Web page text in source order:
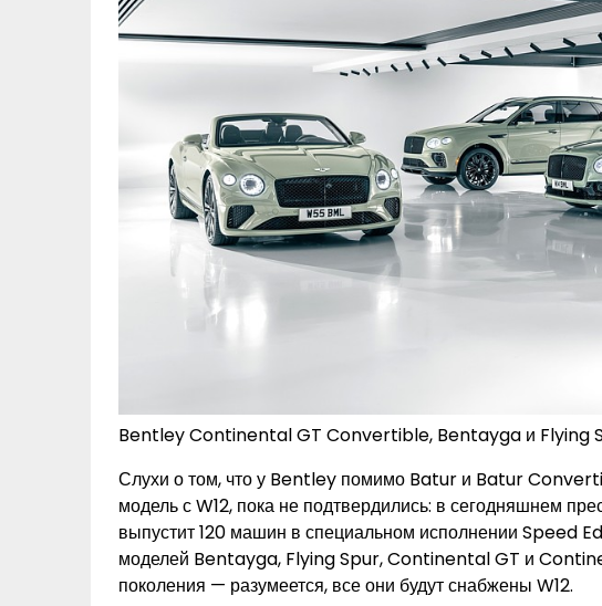
Bentley Continental GT Convertible, Bentayga и Flying
Слухи о том, что у Bentley помимо Batur и Batur
модель с W12, пока не подтвердились: в сегодняшнем
выпустит 120 машин в специальном исполнении Speed
моделей Bentayga, Flying Spur, Continental GT и
поколения — разумеется, все они будут снабжены W12.